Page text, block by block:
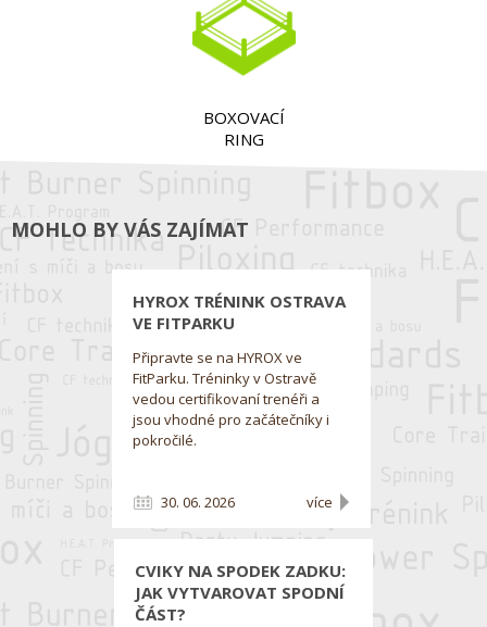
BOXOVACÍ
RING
MOHLO BY VÁS ZAJÍMAT
HYROX TRÉNINK OSTRAVA
VE FITPARKU
Připravte se na HYROX ve
FitParku. Tréninky v Ostravě
vedou certifikovaní trenéři a
jsou vhodné pro začátečníky i
pokročilé.
30. 06. 2026 více
CVIKY NA SPODEK ZADKU:
JAK VYTVAROVAT SPODNÍ
ČÁST?